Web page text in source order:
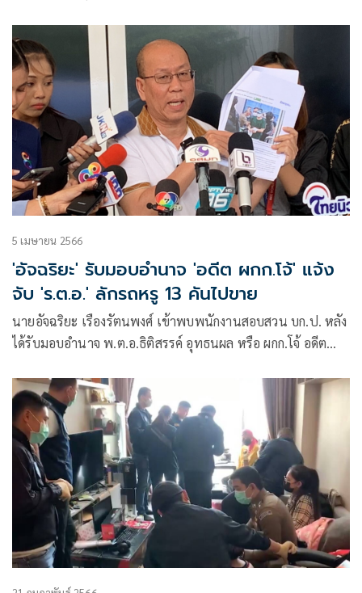
5 เมษายน 2566
'อัจฉริยะ' รับมอบอำนาจ 'อดีต ผกก.โจ้' แจ้ง
จับ 'ร.ต.อ.' ลักรถหรู 13 คันไปขาย
นายอัจฉริยะ เรืองรัตนพงศ์ เข้าพบพนักงานสอบสวน บก.ป. หลัง
ได้รับมอบอำนาจ พ.ต.อ.ธิติสรรค์ อุทธนผล หรือ ผกก.โจ้ อดีต
อาญากับกลุ่มขบวนการ ร่วมกันลักทรัพย์รถยนต์